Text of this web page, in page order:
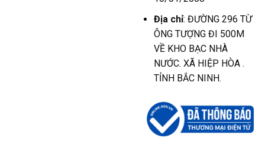
Địa chỉ: ĐƯỜNG 296 TỪ
ÔNG TƯỢNG ĐI 500M
VỀ KHO BẠC NHÀ
NƯỚC. XÃ HIỆP HÒA .
TỈNH BẮC NINH.